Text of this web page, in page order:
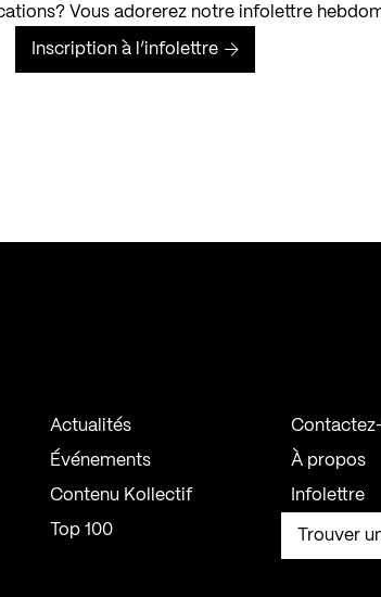
Vous adorerez notre infolettre
Inscription à l’infolettre
Actualités
Événements
Contenu Kollectif
Top 100
À propos
Infolettre
Trouver